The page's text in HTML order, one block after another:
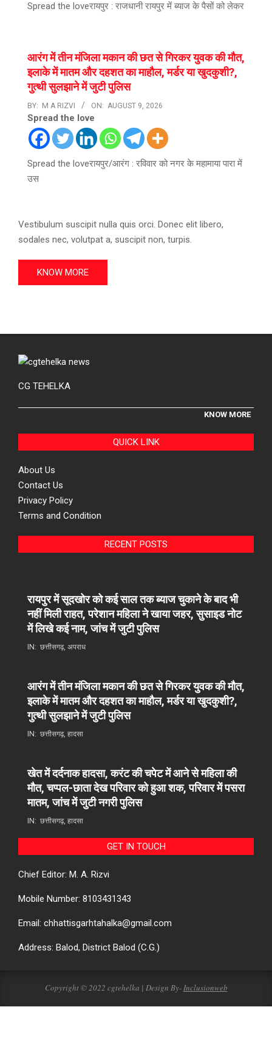
Spread the loveरायपुर : राजधानी रायपुर में ब्याज के पैसों को लेकर
आरंग में तीन मंजिला मकान की छत से गिरकर युवक की मौत,
इलाके में मातम और दहशत का माहौल, मर्डर या खुदकुशी?,
गुत्थी सुलझाने में जुटी पुलिस
BY: M A RIZVI ON: AUGUST 9, 2026
Spread the love
Spread the loveरायपुर/आरंग : रविवार को नगर के महामाया पारा में
उस
Vestibulum suscipit nulla quis orci. Donec elit libero,
sodales nec, volutpat a, suscipit non, turpis.
KNOW MORE
CG TEHELKA
KNOW MORE
QUICK LINK
About Us
Contact Us
Privacy Policy
Terms and Condition
RECENT POSTS
रायपुर में सूदखोर को कई साल तक ब्याज चुकाने के बाद भी
नहीं मिली राहत, परेशान महिला ने खाया जहर, सुसाइड नोट
में लिखे कई नाम, जांच में जुटी पुलिस
IN: छत्तीसगढ़, अपराध
आरंग में तीन मंजिला मकान की छत से गिरकर युवक की मौत,
इलाके में मातम और दहशत का माहौल, मर्डर या खुदकुशी?,
गुत्थी सुलझाने में जुटी पुलिस
IN: छत्तीसगढ़, हादसा
खेत में दर्दनाक हादसा, करंट की चपेट में आने से महिला की
मौत, चप्पल-छाता देख परिवार को हुआ शक, परिवार में पसरा
मातम, जांच में जुटी नगरी पुलिस
IN: छत्तीसगढ़, हादसा
GET IN TOUCH
Chief Editor: M. A. Rizvi
Mobile Number: 8103431343
Email: chhattisgarhtahalka@gmail.com
Address: Balod, District Balod (C.G.)
Copyright © 2022 cgtehelka | Design By-Inclusionweb